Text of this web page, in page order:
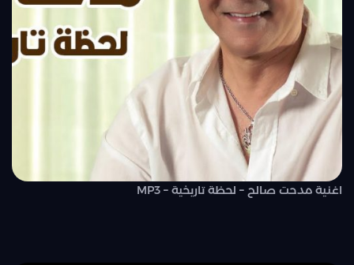
اغنية مدحت صالح – لحظة تاريخية – MP3